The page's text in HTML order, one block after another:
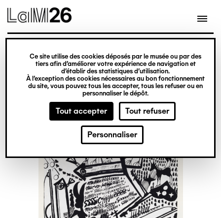
Gestion des cookies
Ce site utilise des cookies déposés par le musée ou par des
tiers afin d’améliorer votre expérience de navigation et
d’établir des statistiques d’utilisation.
À l’exception des cookies nécessaires au bon fonctionnement
du site, vous pouvez tous les accepter, tous les refuser ou en
personnaliser le dépôt.
Tout accepter Tout refuser
Personnaliser
contenu